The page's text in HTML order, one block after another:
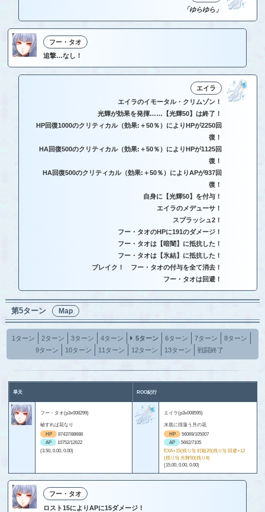
「ゆらゆら」
フー・タオ
追撃…なし！
エイラ
エイラのイモータル・クリムゾン！
光輝が効果を発揮……【光輝50】は終了！
HP回復1000のクリティカル（効果:＋50％）によりHPが2250回
復！
HA回復500のクリティカル（効果:＋50％）によりHPが1125回
復！
HA回復500のクリティカル（効果:＋50％）によりAPが937回
復！
自身に【光輝50】を付与！
エイラのメデューサ！
スプラッシュ2！
フー・タオのHPに191のダメージ！
フー・タオは【暗闇】に抵抗した！
フー・タオは【氷結】に抵抗した！
ブレイク！ フー・タオの付与を全て消去！
フー・タオは回避！
第5ターン Map
1ターン 2ターン 3ターン 4ターン 5ターン 6ターン 7ターン
8ターン
9ターン
10ターン 11ターン 12ターン 13ターン 戦闘終了
旱天 ROO紀行
フー・タオ(p3x008299)
秘すれば花なり
HP
87437/88688
AP
10752/12622
(3.50, 0.00, 0.00)
エイラ(p3x008595)
水底に揺蕩う月の花
HP
56069/105007
AP
5662/7105
EXA+15(残り5) 封殺20(残り5) 回避+12
(残り5) 光輝50(残り8)
(15.00, 0.00, 0.00)
フー・タオ
ロスト15によりAPに15ダメージ！